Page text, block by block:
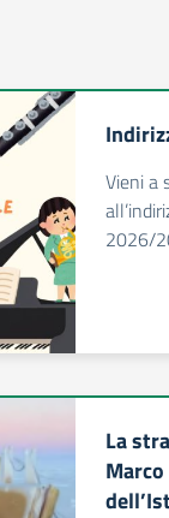
Vieni a
2026/
La